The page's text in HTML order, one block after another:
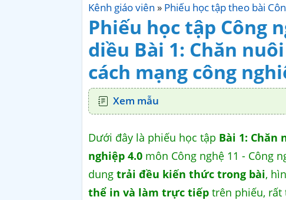
Kênh giáo viên » Phiếu học tập theo bài
Phiếu học tập Công
diều Bài 1: Chăn
cách mạng công
Xem mẫu
Dưới đây là phiếu học tập Bài 1: Chăn
nghiệp 4.0môn Công nghệ 11 - Công
dung trải đều kiến thức trong bài,
thể in và làm trực tiếptrên phiếu, rất